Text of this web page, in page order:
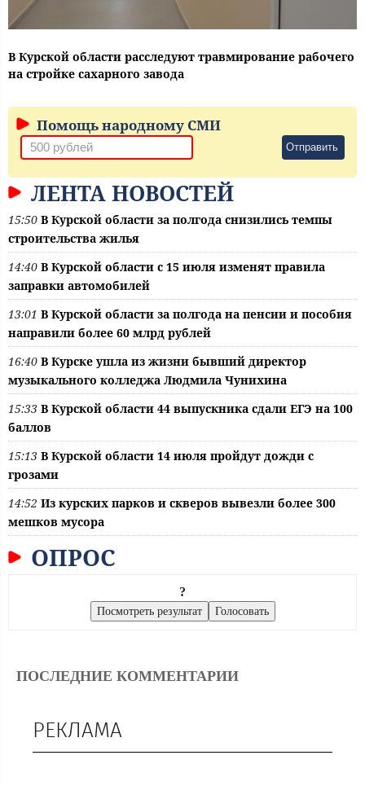
В Курской области расследуют травмирование рабочего
на стройке сахарного завода
Помощь народному СМИ
Отправить
ЛЕНТА НОВОСТЕЙ
15:50 В Курской области за полгода снизились темпы
строительства жилья
14:40 В Курской области с 15 июля изменят правила
заправки автомобилей
13:01 В Курской области за полгода на пенсии и пособия
направили более 60 млрд рублей
16:40 В Курске ушла из жизни бывший директор
музыкального колледжа Людмила Чунихина
15:33 В Курской области 44 выпускника сдали ЕГЭ на 100
баллов
15:13 В Курской области 14 июля пройдут дожди с
грозами
14:52 Из курских парков и скверов вывезли более 300
мешков мусора
ОПРОС
?
ПОСЛЕДНИЕ КОММЕНТАРИИ
РЕКЛАМА